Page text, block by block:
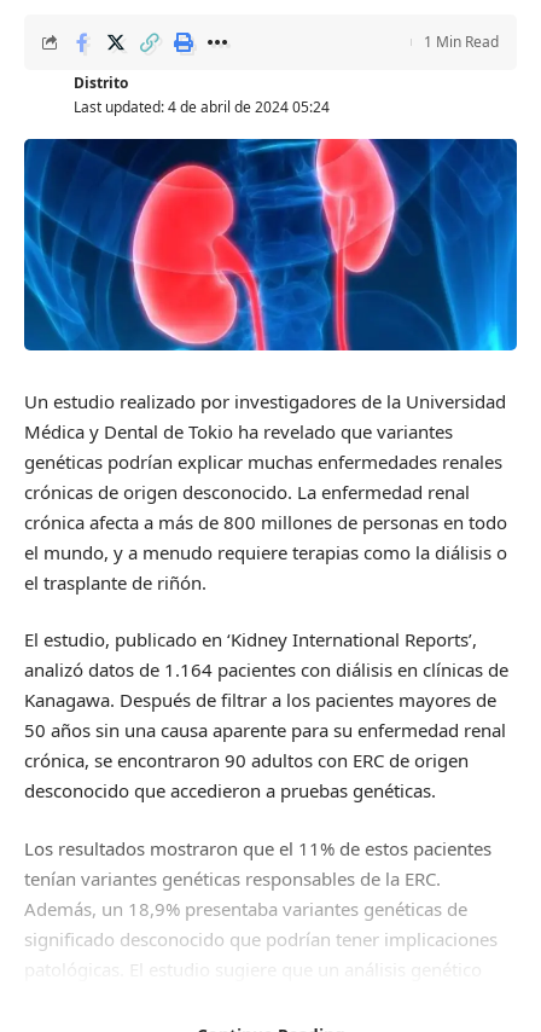
Last updated: 4 de abril de 2024 05:24
Distrito
1 Min Read
Un estudio realizado por investigadores de la Universidad
Médica y Dental de Tokio ha revelado que variantes
genéticas podrían explicar muchas enfermedades renales
crónicas de origen desconocido. La enfermedad renal
crónica afecta a más de 800 millones de personas en todo
el mundo, y a menudo requiere terapias como la diálisis o
el trasplante de riñón.
El estudio, publicado en ‘Kidney International Reports’,
analizó datos de 1.164 pacientes con diálisis en clínicas de
Kanagawa. Después de filtrar a los pacientes mayores de
50 años sin una causa aparente para su enfermedad renal
crónica, se encontraron 90 adultos con ERC de origen
desconocido que accedieron a pruebas genéticas.
Los resultados mostraron que el 11% de estos pacientes
tenían variantes genéticas responsables de la ERC.
Además, un 18,9% presentaba variantes genéticas de
significado desconocido que podrían tener implicaciones
patológicas. El estudio sugiere que un análisis genético